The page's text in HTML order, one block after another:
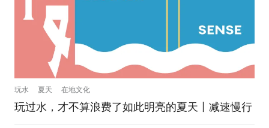
玩水 夏天 在地文化
玩过水，才不算浪费了如此明亮的夏天丨减速慢行